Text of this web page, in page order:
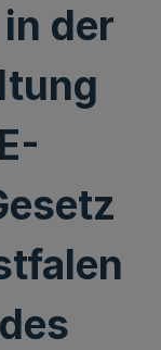
der